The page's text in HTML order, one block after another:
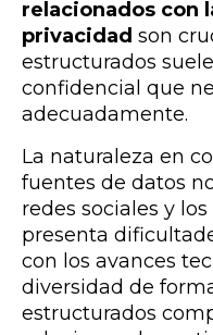
relacionados con
privacidad son
estructurados
confidencial que
adecuadamente.
La naturaleza en
fuentes de datos
redes sociales y
presenta
con los avances
diversidad de
estructurados